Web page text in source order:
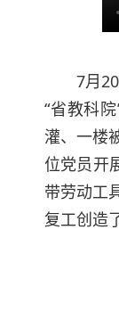
7月20
“省教科院
灌、一楼
位党员开
带劳动工
复工创造